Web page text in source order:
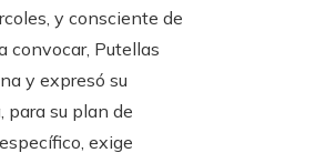
y consciente de
convocar, Putellas
y expresó su
para su plan de
exige